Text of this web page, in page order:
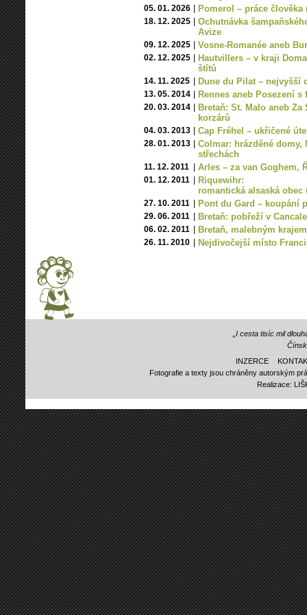
05. 01. 2026 Pomerol – práce
18. 12. 2025
Ochutnávka
Avize
09. 12. 2025 Vosne-Romanée aneb
02. 12. 2025
Hautvillers – v kraji
štítů
14. 11. 2025 Dune du Pilat – nejvyšší
13. 05. 2014 Rennes aneb Posezení
20. 03. 2014
Bretaň: St. Malo aneb
korzárů
04. 03. 2013 Cap Fréhel – ukřičené
28. 01. 2013
Colmar: hrázděné domy,
střechách
11. 12. 2011 Arles – za van Goghem,
01. 12. 2011
Riquewihr:
romantická alsaská
27. 10. 2011 Pont du Gard – koupání
29. 06. 2011 Bretaň: pobřeží v
06. 02. 2011 Bretaň, malebným
26. 11. 2010 Nejdivočejší místo
„I cesta tisíc mil
INZERCE
Fotografie a texty jsou chráněny autorským
Realizace: